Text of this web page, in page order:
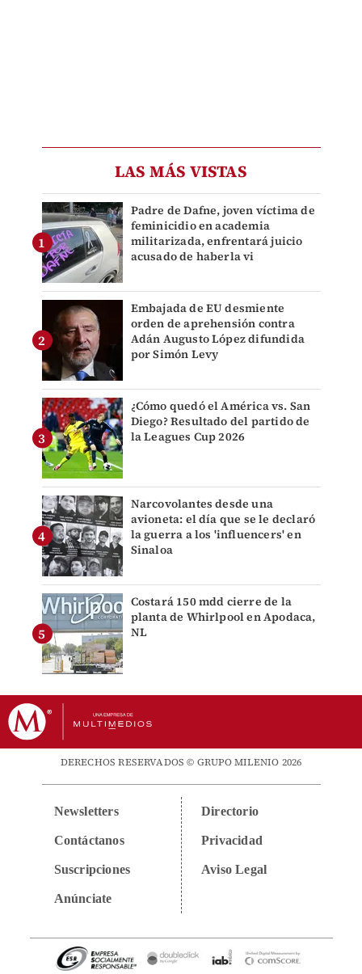
LAS MÁS VISTAS
Padre de Dafne, joven víctima de
feminicidio en academia
militarizada, enfrentará juicio
acusado de haberla vi
Embajada de EU desmiente
orden de aprehensión contra
Adán Augusto López difundida
por Simón Levy
¿Cómo quedó el América vs. San
Diego? Resultado del partido de
la Leagues Cup 2026
Narcovolantes desde una
avioneta: el día que se le declaró
la guerra a los 'influencers' en
Sinaloa
Costará 150 mdd cierre de la
planta de Whirlpool en Apodaca,
NL
DERECHOS RESERVADOS © GRUPO MILENIO 2026
Newsletters
Contáctanos
Suscripciones
Anúnciate
Directorio
Privacidad
Aviso Legal